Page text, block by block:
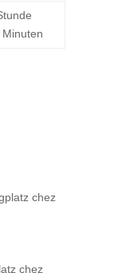
Minuten
chez